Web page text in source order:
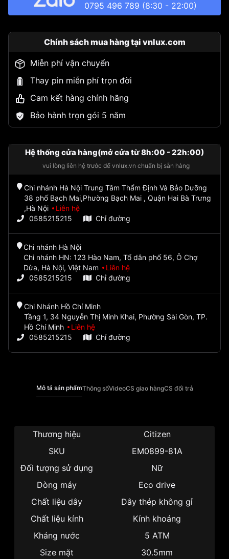
0795 496 789 (8:30 - 22:00)
Chính sách mua hàng tại vnlux.com
Miễn phí vận chuyển
Thay pin miễn phí trọn đời
Cam kết hàng chính hãng
Bảo hành trọn gói 5 năm
Hệ thống cửa hàng(mở cửa từ 8h:00 - 22h:00)
vui lòng liên hệ trước để vnlux.vn chuẩn bị sẵn hàng
Chi nhánh Hà Nội Trung Tâm Thẩm Định Và Bảo Dưỡng
38 phố Bạch Mai,Phường Bạch Mai , Quận Hai Bà Trưng
,Hà Nội
Liên hệ
0585215215
Chỉ đường
Chi nhánh Hà Nội
Chi nhánh HN: 123 Hào Nam, Tổ dân phố 56, Ô Chợ
Dừa, Hà Nội, Việt Nam
Liên hệ
0585215215
Chỉ đường
Chi Nhánh Hồ Chí Minh
Tầng 1, 34 Nguyễn Thị Minh Khai, Phường Sài Gòn, TP.
Hồ Chí Minh
Liên hệ
0585215215
Chỉ đường
Mô tả sản phẩmThông sốVideoCS giao hàngCS đổi trả
Thương hiệu
Citizen
SKU
EM0899-81A
Đối tượng sử dụng
Nữ
Dòng máy
Eco drive
Chất liệu dây
Dây thép không gỉ
Chất liệu kính
Kính khoáng
Kháng nước
5 ATM
Size mặt
30.5mm